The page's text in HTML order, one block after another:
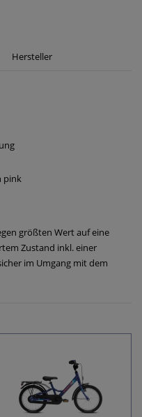
Hersteller
pink
größten Wert auf eine
Zustand inkl. einer
im Umgang mit dem